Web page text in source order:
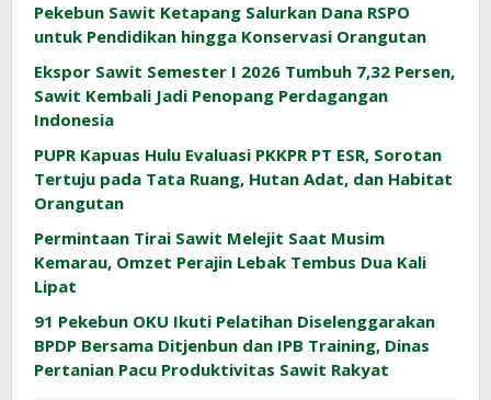
Pekebun Sawit Ketapang Salurkan Dana RSPO
untuk Pendidikan hingga Konservasi Orangutan
Ekspor Sawit Semester I 2026 Tumbuh 7,32 Persen,
Sawit Kembali Jadi Penopang Perdagangan
Indonesia
PUPR Kapuas Hulu Evaluasi PKKPR PT ESR, Sorotan
Tertuju pada Tata Ruang, Hutan Adat, dan Habitat
Orangutan
Permintaan Tirai Sawit Melejit Saat Musim
Kemarau, Omzet Perajin Lebak Tembus Dua Kali
Lipat
91 Pekebun OKU Ikuti Pelatihan Diselenggarakan
BPDP Bersama Ditjenbun dan IPB Training, Dinas
Pertanian Pacu Produktivitas Sawit Rakyat